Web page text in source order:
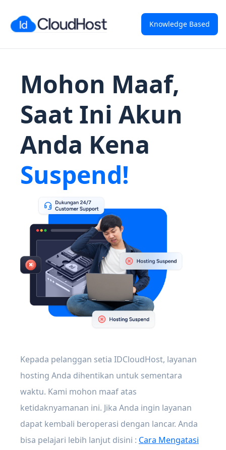
Knowledge Based
Mohon Maaf,
Saat Ini Akun
Anda Kena
Suspend!
Kepada pelanggan setia IDCloudHost, layanan
hosting Anda dihentikan untuk sementara
waktu. Kami mohon maaf atas
ketidaknyamanan ini. Jika Anda ingin layanan
dapat kembali beroperasi dengan lancar. Anda
bisa pelajari lebih lanjut disini : Cara Mengatasi